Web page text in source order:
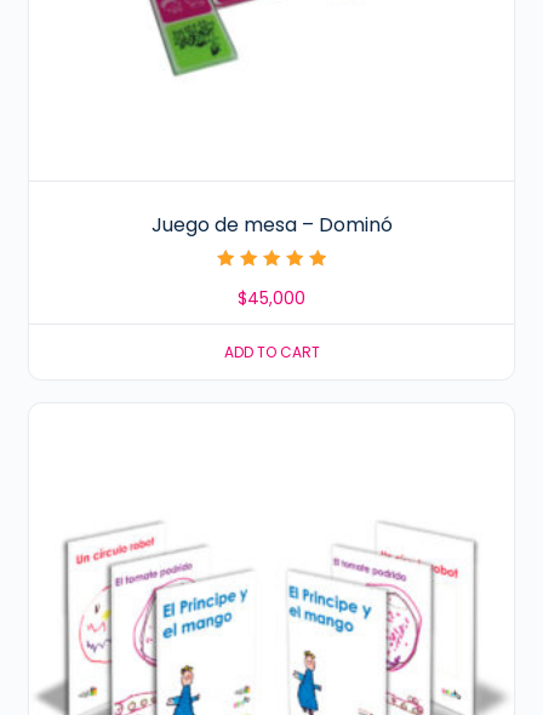
Juego de mesa – Dominó
5.00
$45,000
ADD TO CART